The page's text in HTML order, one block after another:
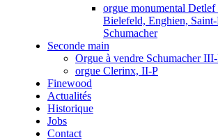
orgue monumental
Bielefeld, Enghien,
Schumacher
Seconde main
Orgue à vendre Schumacher III-
orgue Clerinx, II-P
Finewood
Actualités
Historique
Jobs
Contact